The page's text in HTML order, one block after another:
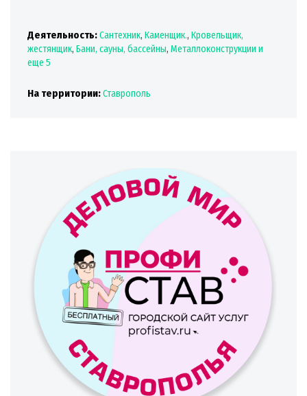
Деятельность:Сантехник, Каменщик., Кровельщик,
жестянщик, Бани, сауны, бассейны, Металлоконструкции и
еще 5
На территории:Ставрополь